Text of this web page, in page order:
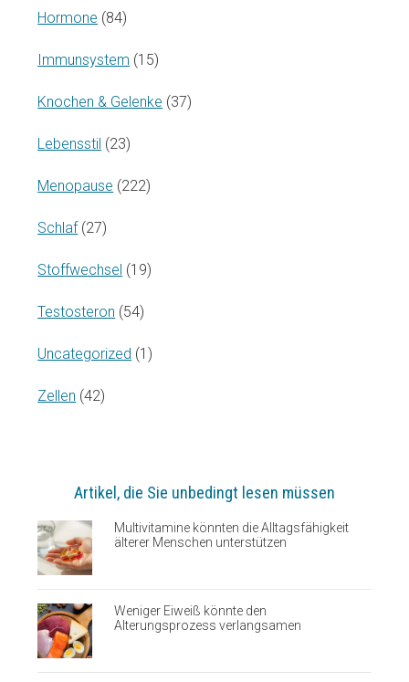
Hormone (84)
Immunsystem (15)
Knochen & Gelenke (37)
Lebensstil (23)
Menopause (222)
Schlaf (27)
Stoffwechsel (19)
Testosteron (54)
Uncategorized (1)
Zellen (42)
Artikel, die Sie unbedingt lesen müssen
Multivitamine könnten die Alltagsfähigkeit
älterer Menschen unterstützen
Weniger Eiweiß könnte den
Alterungsprozess verlangsamen